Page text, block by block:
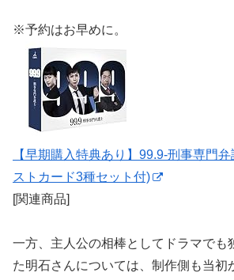
※予約はお早めに。
【早期購入特典あり】99.9-刑事専門
ストカード3種セット付)
[関連商品]
一方、主人公の相棒としてドラマでも
た明石さんについては、制作側も当初